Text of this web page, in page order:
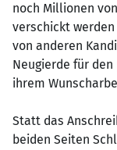
noch Millionen
verschickt
von anderen
Neugierde für
ihrem
Statt das
beiden Seiten